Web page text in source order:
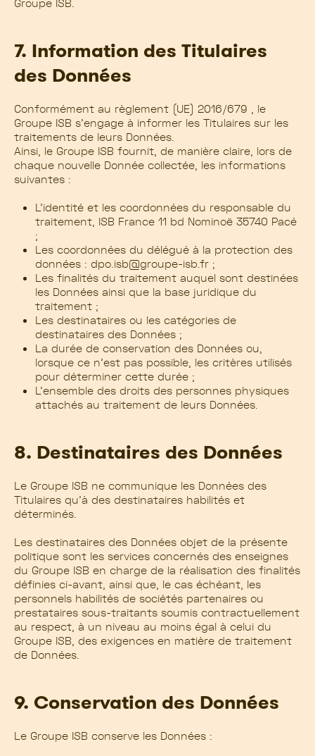
Groupe ISB.
7. Information des Titulaires
des Données
Conformément au règlement (UE) 2016/679 , le
Groupe ISB s’engage à informer les Titulaires sur les
traitements de leurs Données.
Ainsi, le Groupe ISB fournit, de manière claire, lors de
chaque nouvelle Donnée collectée, les informations
suivantes :
L’identité et les coordonnées du responsable du
traitement, ISB France 11 bd Nominoë 35740 Pacé
;
Les coordonnées du délégué à la protection des
données : dpo.isb@groupe-isb.fr ;
Les finalités du traitement auquel sont destinées
les Données ainsi que la base juridique du
traitement ;
Les destinataires ou les catégories de
destinataires des Données ;
La durée de conservation des Données ou,
lorsque ce n’est pas possible, les critères utilisés
pour déterminer cette durée ;
L’ensemble des droits des personnes physiques
attachés au traitement de leurs Données.
8. Destinataires des Données
Le Groupe ISB ne communique les Données des
Titulaires qu’à des destinataires habilités et
déterminés.
Les destinataires des Données objet de la présente
politique sont les services concernés des enseignes
du Groupe ISB en charge de la réalisation des finalités
définies ci-avant, ainsi que, le cas échéant, les
personnels habilités de sociétés partenaires ou
prestataires sous-traitants soumis contractuellement
au respect, à un niveau au moins égal à celui du
Groupe ISB, des exigences en matière de traitement
de Données.
9. Conservation des Données
Le Groupe ISB conserve les Données :